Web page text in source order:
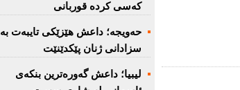
کەسی کردە قوربانی
حەویجە؛ داعش هێزێكی تایبەت بە
سزادانی ژنان پێكدێنێت
لیبیا؛ داعش گەورەترین بنكەی